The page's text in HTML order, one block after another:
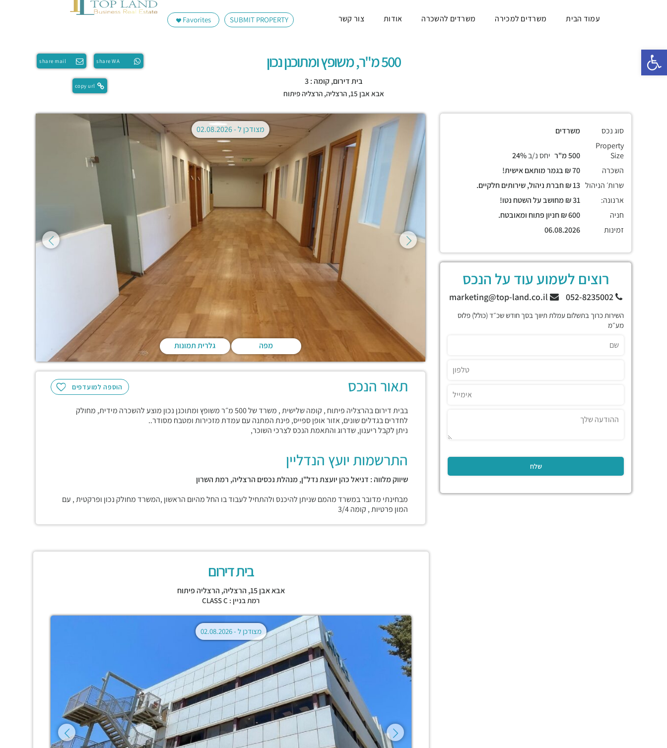
פתח סרגל נגישות
SUBMIT PROPERTY
Favorites עמוד הבית משרדים למכירה משרדים להשכרה אודות צור קשר
share WA
share mail
copy url
500 מ"ר, משופץ ומתוכנן נכון
בית דירום, קומה : 3
אבא אבן 15, הרצליה,הרצליה פיתוח
מפה גלרית תמונות
מצודכן ל -
הוספה למועדפים תאור הנכס
בבית דירום בהרצליה פיתוח , קומה שלישית , משרד של 500 מ״ר משופץ ומתוכנן נכון מוצע להשכרה מידית, מחולק
לחדרים בגדלים שונים, אזור אופן ספייס, פינת המתנה עם עמדת מזכירות ומטבח מסודר..
ניתן לקבל ריענון, שדרוג והתאמת הנכס לצרכי השוכר,
התרשמות יועץ הנדליין
שיווק מלווה : דניאל כהן יועצת נדל"ן, מנהלת נכסים הרצליה, רמת השרון
מבחינתי מדובר במשרד מהמם שניתן להיכנס ולהתחיל לעבוד בו החל מהיום הראשון ,המשרד מחולק נכון ופרקטית , עם
המון פרטיות , קומה 3/4
סוג נכס
משרדים
Property
Size
יחס נ/ב
השכרה
שרות׳ הניהול
ארנונה:
חניה
זמינות
רוצים לשמוע עוד על הנכס
השירות כרוך בתשלום עמלת תיווך בסך חודש שכ״ד (כולל) פלוס
מע״מ
בית דירום
אבא אבן 15, הרצליה, הרצליה פיתוח
רמת בניין : CLASS C
מצודכן ל -02.08.2026